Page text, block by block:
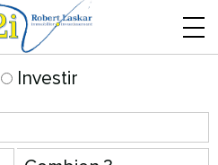
Investir